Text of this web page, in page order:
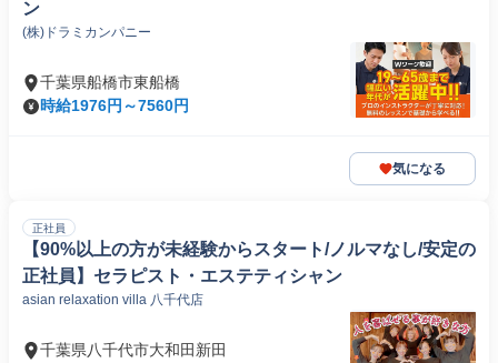
ン
(株)ドラミカンパニー
千葉県船橋市東船橋
時給1976円～7560円
気になる
正社員
【90%以上の方が未経験からスタート/ノルマなし/安定の
正社員】セラピスト・エステティシャン
asian relaxation villa 八千代店
千葉県八千代市大和田新田